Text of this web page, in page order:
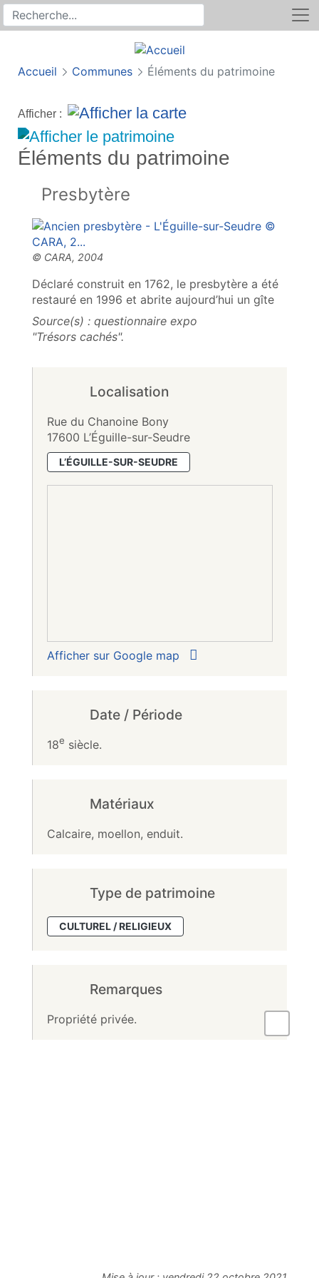
Recherche sur le site
Rechercher
Accueil Communes Éléments du patrimoine
Afficher :
Éléments du patrimoine
Presbytère
Déclaré construit en 1762, le presbytère a été
restauré en 1996 et abrite aujourd’hui un gîte
Source(s) : questionnaire expo
"Trésors cachés".
Localisation
Rue du Chanoine Bony
17600 L’Éguille-sur-Seudre
L’ÉGUILLE-SUR-SEUDRE
Afficher sur Google map
Date / Période
18e siècle.
Matériaux
Calcaire, moellon, enduit.
Type de patrimoine
CULTUREL / RELIGIEUX
Remarques
Propriété privée.